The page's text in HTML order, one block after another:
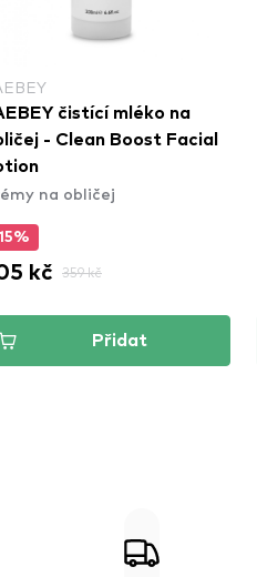
čistící mléko na
- Clean Boost Facial
na obličej
kč 359 kč
Přidat